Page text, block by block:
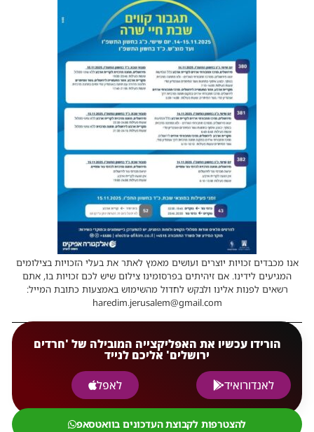
אנו מכבדים זכויות יוצרים ועושים מאמץ לאתר את בעלי הזכויות בצילומים
המגיעים לידינו. אם זיהיתים בפרסומינו צילום שיש לכם זכויות בו, אתם
רשאים לפנות אלינו ולבקש לחדול מהשימוש באמצעות כתובת המייל:
haredim.jerusalem@gmail.com
הורידו עכשיו את האפליקצייה המובילה של 'חרדים
ירושלים' אליכם לנייד
לאנדורואיד
לאפל
להצטרפות לקבוצת העדכונים בוואטסאפ